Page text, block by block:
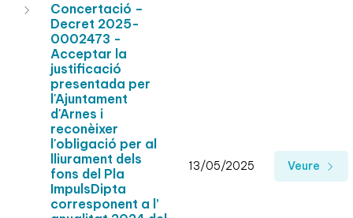
Concertació –
Decret 2025-
0002473 -
Acceptar la
justificació
presentada per
l'Ajuntament
d'Arnes i
reconèixer
l'obligació per al
lliurament dels
fons del Pla
ImpulsDipta
corresponent a l’
13/05/2025 Veure